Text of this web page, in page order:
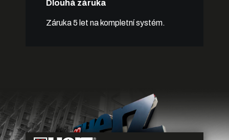
Dlouhá záruka
Záruka 5 let na kompletní systém.